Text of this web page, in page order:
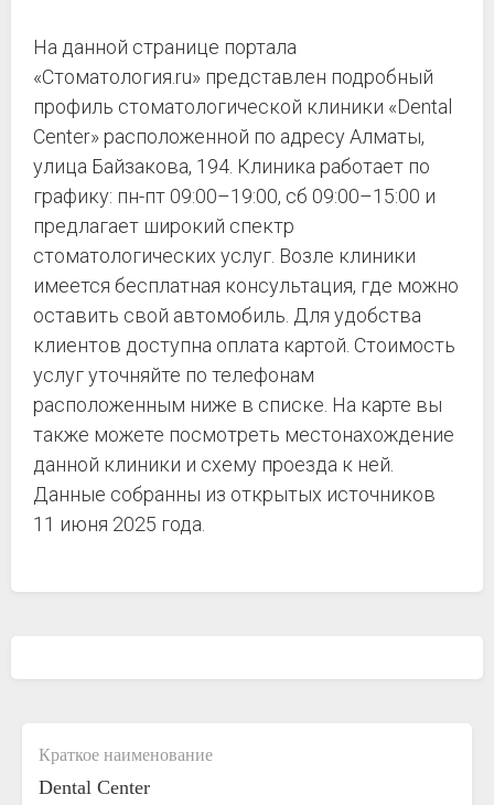
На данной странице портала
«Стоматология.ru» представлен подробный
профиль стоматологической клиники «Dental
Center» расположенной по адресу Алматы,
улица Байзакова, 194. Клиника работает по
графику: пн-пт 09:00–19:00, сб 09:00–15:00 и
предлагает широкий спектр
стоматологических услуг. Возле клиники
имеется бесплатная консультация, где можно
оставить свой автомобиль. Для удобства
клиентов доступна оплата картой. Стоимость
услуг уточняйте по телефонам
расположенным ниже в списке. На карте вы
также можете посмотреть местонахождение
данной клиники и схему проезда к ней.
Данные собранны из открытых источников
11 июня 2025 года.
Краткое наименование
Dental Center